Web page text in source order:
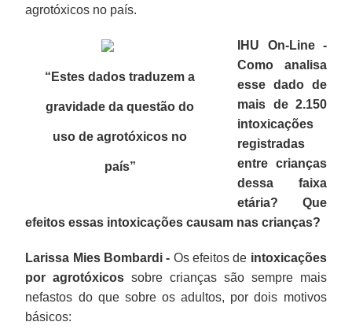
agrotóxicos no país.
“Estes dados traduzem a
gravidade da questão do
uso de agrotóxicos no
país”
IHU On-Line -
Como analisa
esse dado de
mais de 2.150
intoxicações
registradas
entre crianças
dessa faixa
etária? Que
efeitos essas intoxicações causam nas crianças?
Larissa Mies Bombardi - Os efeitos de intoxicações
por agrotóxicos sobre crianças são sempre mais
nefastos do que sobre os adultos, por dois motivos
básicos: